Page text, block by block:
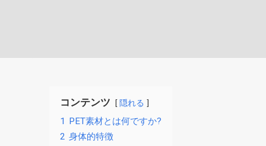
コンテンツ 隠れる
1 PET素材とは何ですか?
2 身体的特徴